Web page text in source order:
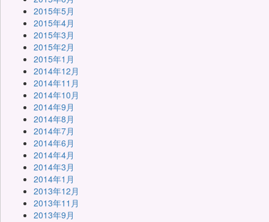
2015年5月
2015年4月
2015年3月
2015年2月
2015年1月
2014年12月
2014年11月
2014年10月
2014年9月
2014年8月
2014年7月
2014年6月
2014年4月
2014年3月
2014年1月
2013年12月
2013年11月
2013年9月